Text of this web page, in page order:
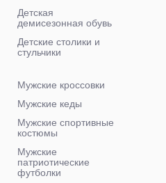
Детская
демисезонная обувь
Детские столики и
стульчики
Мужские кроссовки
Мужские кеды
Мужские спортивные
костюмы
Мужские
патриотические
футболки